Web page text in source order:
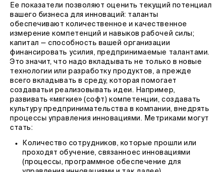
Ее показатели позволяют оценить текущий потенциал
вашего бизнеса для инноваций: таланты
обеспечивают количественное и качественное
измерение компетенций и навыков рабочей силы;
капитал — способность вашей организации
финансировать усилия, предпринимаемые талантами.
Это значит, что надо вкладывать не только в новые
технологии или разработку продуктов, а прежде
всего вкладывать в среду, которая помогает
создаватьи реализовывать идеи. Например,
развивать «мягкие» (софт) компетенции, создавать
культуру предпринимательства в компании, внедрять
процессы управления инновациями. Метриками могут
стать:
Количество сотрудников, которые прошли или
проходят обучение, связанноес инновациями
(процессы, программное обеспечение для